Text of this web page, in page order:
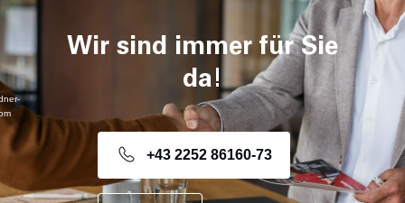
Wir sind immer für Sie
da!
+43 2252 86160-73